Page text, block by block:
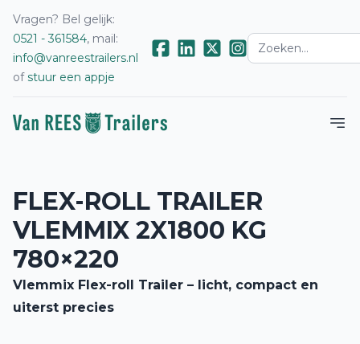
Vragen? Bel gelijk:
0521 - 361584, mail:
info@vanreestrailers.nl
ofstuur een appje
FLEX-ROLL TRAILER
VLEMMIX 2X1800 KG
780×220
Vlemmix Flex-roll Trailer – licht, compact en
uiterst precies